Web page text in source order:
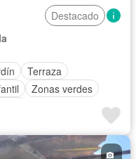
Destacado
Terraza
Zonas verdes